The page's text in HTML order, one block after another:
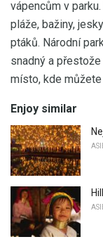
vápencům v
pláže, bažiny,
ptáků. Národní
snadný a
místo, kde
Enjoy similar